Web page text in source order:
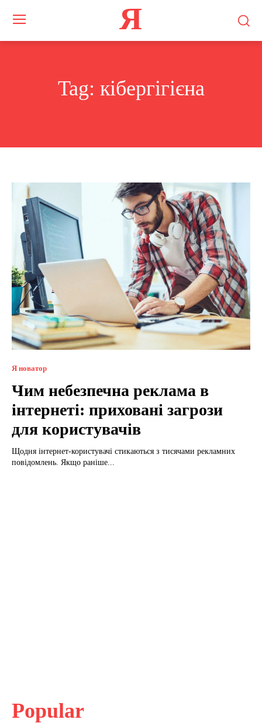
Я
Tag: кібергігієна
Я новатор
Чим небезпечна реклама в
інтернеті: приховані загрози
для користувачів
Щодня інтернет-користувачі стикаються з тисячами рекламних
повідомлень. Якщо раніше...
Popular